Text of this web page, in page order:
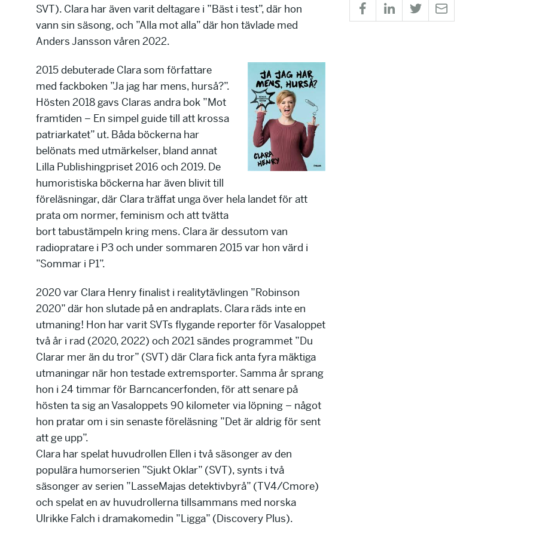
SVT). Clara har även varit deltagare i ”Bäst i test”, där hon
vann sin säsong, och ”Alla mot alla” där hon tävlade med
Anders Jansson våren 2022.
2015 debuterade Clara som författare
med fackboken ”Ja jag har mens, hurså?”.
Hösten 2018 gavs Claras andra bok ”Mot
framtiden – En simpel guide till att krossa
patriarkatet” ut. Båda böckerna har
belönats med utmärkelser, bland annat
Lilla Publishingpriset 2016 och 2019. De
humoristiska böckerna har även blivit till
föreläsningar, där Clara träffat unga över hela landet för att
prata om normer, feminism och att tvätta
bort tabustämpeln kring mens. Clara är dessutom van
radiopratare i P3 och under sommaren 2015 var hon värd i
”Sommar i P1”.
2020 var Clara Henry finalist i realitytävlingen ”Robinson
2020” där hon slutade på en andraplats. Clara räds inte en
utmaning! Hon har varit SVTs flygande reporter för Vasaloppet
två år i rad (2020, 2022) och 2021 sändes programmet ”Du
Clarar mer än du tror” (SVT) där Clara fick anta fyra mäktiga
utmaningar när hon testade extremsporter. Samma år sprang
hon i 24 timmar för Barncancerfonden, för att senare på
hösten ta sig an Vasaloppets 90 kilometer via löpning – något
hon pratar om i sin senaste föreläsning ”Det är aldrig för sent
att ge upp”.
Clara har spelat huvudrollen Ellen i två säsonger av den
populära humorserien ”Sjukt Oklar” (SVT), synts i två
säsonger av serien ”LasseMajas detektivbyrå” (TV4/Cmore)
och spelat en av huvudrollerna tillsammans med norska
Ulrikke Falch i dramakomedin ”Ligga” (Discovery Plus).